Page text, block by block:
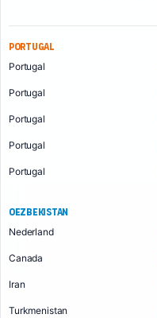
Portugal
Portugal
Portugal
Portugal
Portugal
Portugal
Oezbekistan
Nederland
Canada
Iran
Turkmenistan